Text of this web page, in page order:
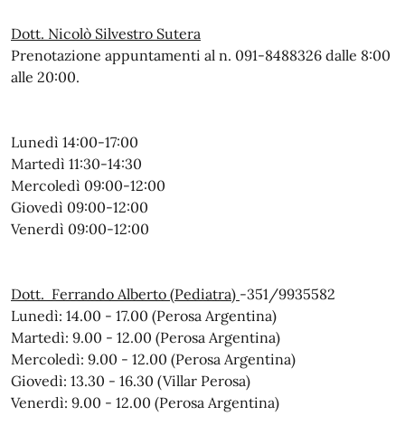
Dott. Nicolò Silvestro Sutera
Prenotazione appuntamenti al n. 091-8488326 dalle 8:00
alle 20:00.
Lunedì 14:00-17:00
Martedì 11:30-14:30
Mercoledì 09:00-12:00
Giovedì 09:00-12:00
Venerdì 09:00-12:00
Dott. Ferrando Alberto (Pediatra) -351/9935582
Lunedì: 14.00 - 17.00 (Perosa Argentina)
Martedì: 9.00 - 12.00 (Perosa Argentina)
Mercoledì: 9.00 - 12.00 (Perosa Argentina)
Giovedì: 13.30 - 16.30 (Villar Perosa)
Venerdì: 9.00 - 12.00 (Perosa Argentina)